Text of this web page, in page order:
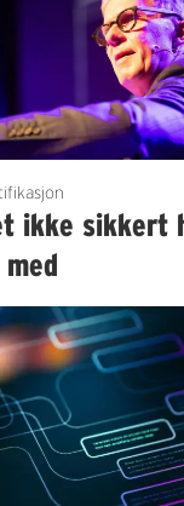
ikke sikkert